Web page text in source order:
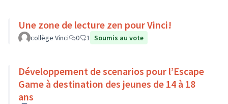
Une zone de lecture zen pour Vinci!
collège Vinci 0 1 Soumis au vote
Développement de scenarios pour l’Escape
Game à destination des jeunes de 14 à 18
ans